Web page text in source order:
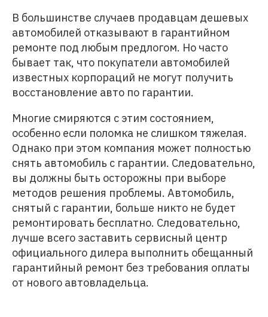
В большинстве случаев продавцам дешевых
автомобилей отказывают в гарантийном
ремонте под любым предлогом. Но часто
бывает так, что покупатели автомобилей
известных корпораций не могут получить
восстановление авто по гарантии.
Многие смиряются с этим состоянием,
особенно если поломка не слишком тяжелая.
Однако при этом компания может полностью
снять автомобиль с гарантии. Следовательно,
вы должны быть осторожны при выборе
методов решения проблемы. Автомобиль,
снятый с гарантии, больше никто не будет
ремонтировать бесплатно. Следовательно,
лучше всего заставить сервисный центр
официального дилера выполнить обещанный
гарантийный ремонт без требования оплаты
от нового автовладельца.